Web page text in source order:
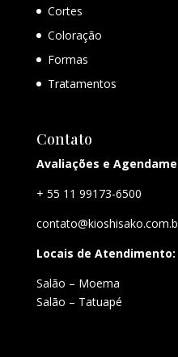
Cortes
Coloração
Formas
Tratamentos
Contato
Avaliações e
+ 55 11 99173-6500
Locais de Atendimento:
Salão – Moema
Salão – Tatuapé